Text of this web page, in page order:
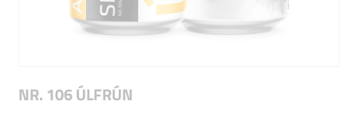
NR. 106 ÚLFRÚN